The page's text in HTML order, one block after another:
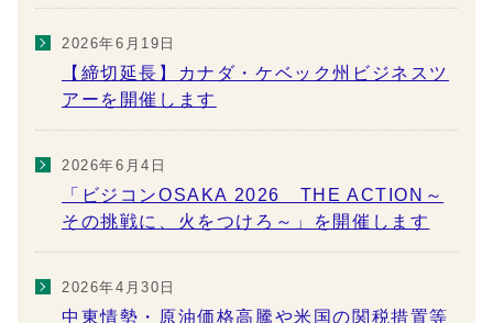
2026年6月19日
【締切延長】カナダ・ケベック州ビジネスツ
アーを開催します
2026年6月4日
「ビジコンOSAKA 2026 THE ACTION～
その挑戦に、火をつけろ～」を開催します
2026年4月30日
中東情勢・原油価格高騰や米国の関税措置等